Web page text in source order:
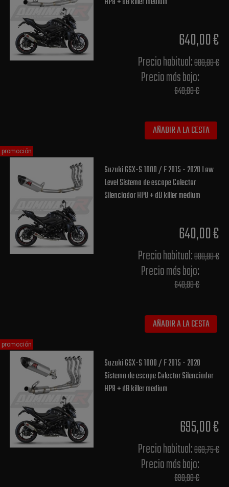
640,00 €
Precio habitual​:800,00 €
Precio más bajo​:
640,00 €
AÑADIR A LA CESTA
Suzuki GSX-S 1000 / F 2015 - 2020 Low
Level Sistema de escape Colector
Silenciador HP8 + dB killer medium
640,00 €
Precio habitual​:800,00 €
Precio más bajo​:
640,00 €
AÑADIR A LA CESTA
promoción
Suzuki GSX-S 1000 / F 2015 - 2020
Sistema de escape Colector Silenciador
HP8 + dB killer medium
695,00 €
Precio habitual​:868,75 €
Precio más bajo​:
690,00 €
promoción